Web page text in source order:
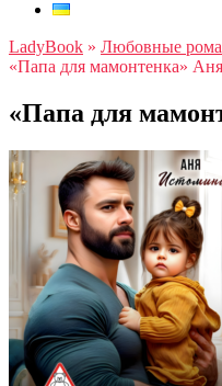
LadyBook » Любовные
«Папа для мамонтенка»
«Папа для